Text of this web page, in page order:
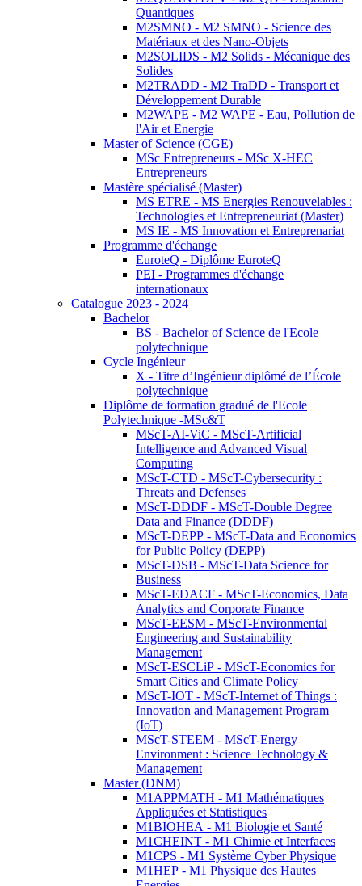
Quantiques
M2SMNO - M2 SMNO - Science des
Matériaux et des Nano-Objets
M2SOLIDS - M2 Solids - Mécanique des
Solides
M2TRADD - M2 TraDD - Transport et
Développement Durable
M2WAPE - M2 WAPE - Eau, Pollution de
l'Air et Energie
Master of Science (CGE)
MSc Entrepreneurs - MSc X-HEC
Entrepreneurs
Mastère spécialisé (Master)
MS ETRE - MS Energies Renouvelables :
Technologies et Entrepreneuriat (Master)
MS IE - MS Innovation et Entreprenariat
Programme d'échange
EuroteQ - Diplôme EuroteQ
PEI - Programmes d'échange
internationaux
Catalogue 2023 - 2024
Bachelor
BS - Bachelor of Science de l'Ecole
polytechnique
Cycle Ingénieur
X - Titre d’Ingénieur diplômé de l’École
polytechnique
Diplôme de formation gradué de l'Ecole
Polytechnique -MSc&T
MScT-AI-ViC - MScT-Artificial
Intelligence and Advanced Visual
Computing
MScT-CTD - MScT-Cybersecurity :
Threats and Defenses
MScT-DDDF - MScT-Double Degree
Data and Finance (DDDF)
MScT-DEPP - MScT-Data and Economics
for Public Policy (DEPP)
MScT-DSB - MScT-Data Science for
Business
MScT-EDACF - MScT-Economics, Data
Analytics and Corporate Finance
MScT-EESM - MScT-Environmental
Engineering and Sustainability
Management
MScT-ESCLiP - MScT-Economics for
Smart Cities and Climate Policy
MScT-IOT - MScT-Internet of Things :
Innovation and Management Program
(IoT)
MScT-STEEM - MScT-Energy
Environment : Science Technology &
Management
Master (DNM)
M1APPMATH - M1 Mathématiques
Appliquées et Statistiques
M1BIOHEA - M1 Biologie et Santé
M1CHEINT - M1 Chimie et Interfaces
M1CPS - M1 Système Cyber Physique
M1HEP - M1 Physique des Hautes